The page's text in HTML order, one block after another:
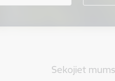
Sekojiet mums